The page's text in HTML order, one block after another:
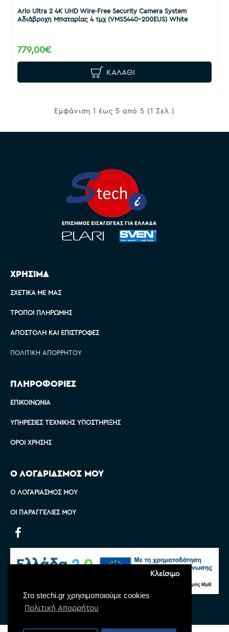
Στο stechi.gr χρησιμοποιούμε cookies
Πολιτική Απορρήτου
Κλείσιμο
Arlo Ultra 2 4K UHD Wire-Free Security Camera System
Αδιάβροχη Μπαταρίας 4 τμχ (VMS5440-200EUS) White
779,00€
ΚΑΛΆΘΙ
Εμφάνιση 1 έως 5 από 5 (1 Σελ.)
ΧΡΗΣΙΜΑ
ΣΧΕΤΙΚΆ ΜΕ ΜΑΣ
ΤΡΌΠΟΙ ΠΛΗΡΩΜΉΣ
ΑΠΟΣΤΟΛΉ ΚΑΙ ΕΠΙΣΤΡΟΦΈΣ
ΠΟΛΙΤΙΚΉ ΑΠΟΡΡΉΤΟΥ
ΠΛΗΡΟΦΟΡΙΕΣ
ΕΠΙΚΟΙΝΩΝΊΑ
ΥΠΗΡΕΣΊΕΣ ΤΕΧΝΙΚΉΣ ΥΠΟΣΤΉΡΙΞΗΣ
ΌΡΟΙ ΧΡΉΣΗΣ
Ο ΛΟΓΑΡΙΑΣΜΟΣ ΜΟΥ
Ο ΛΟΓΑΡΙΑΣΜΌΣ ΜΟΥ
ΟΙ ΠΑΡΑΓΓΕΛΊΕΣ ΜΟΥ